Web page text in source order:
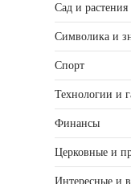
Сад и растения
Символика и
Спорт
Технологии и
Финансы
Церковные и
Интересные и